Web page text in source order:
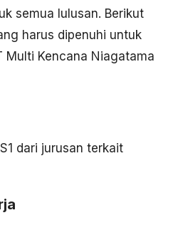
semua lulusan. Berikut
harus dipenuhi untuk
Multi Kencana Niagatama
dari jurusan terkait